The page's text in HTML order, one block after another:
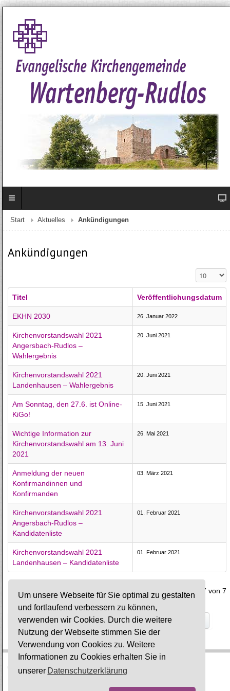
Um unsere Webseite für Sie optimal zu gestalten
und fortlaufend verbessern zu können,
verwenden wir Cookies. Durch die weitere
Nutzung der Webseite stimmen Sie der
Verwendung von Cookies zu. Weitere
Informationen zu Cookies erhalten Sie in
unserer Datenschutzerklärung
Start Aktuelles Ankündigungen
Ankündigungen
Anzeige #
Titel Veröffentlichungsdatum
EKHN 2030 26. Januar 2022
Kirchenvorstandswahl 2021
Angersbach-Rudlos –
Wahlergebnis
20. Juni 2021
Kirchenvorstandswahl 2021
Landenhausen – Wahlergebnis
20. Juni 2021
Am Sonntag, den 27.6. ist Online-
KiGo!
15. Juni 2021
Wichtige Information zur
Kirchenvorstandswahl am 13. Juni
2021
26. Mai 2021
Anmeldung der neuen
Konfirmandinnen und
Konfirmanden
03. März 2021
Kirchenvorstandswahl 2021
Angersbach-Rudlos –
Kandidatenliste
01. Februar 2021
Kirchenvorstandswahl 2021
Landenhausen – Kandidatenliste
01. Februar 2021
Seite 7 von 7
Start Zurück 1 2 3 4 5 6 7 Weiter
© Ev. Gesamtkirchengemeinde Lauterbach-Wartenberg